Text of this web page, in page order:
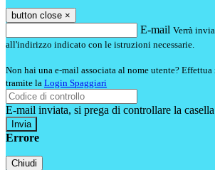
button close ×
E-mail Verrà
all'indirizzo indicato con le istruzioni necessarie.
Non hai una e-mail associata al nome utente?
tramite la Login Spaggiari
E-mail inviata, si prega di controllare la
Errore
Chiudi